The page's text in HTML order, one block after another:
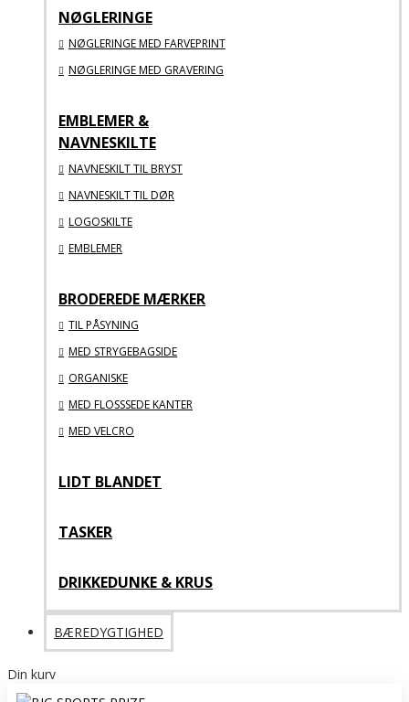
NØGLERINGE
NØGLERINGE MED FARVEPRINT
NØGLERINGE MED GRAVERING
EMBLEMER &
NAVNESKILTE
NAVNESKILT TIL BRYST
NAVNESKILT TIL DØR
LOGOSKILTE
EMBLEMER
BRODEREDE MÆRKER
TIL PÅSYNING
MED STRYGEBAGSIDE
ORGANISKE
MED FLOSSSEDE KANTER
MED VELCRO
LIDT BLANDET
TASKER
DRIKKEDUNKE & KRUS
BÆREDYGTIGHED
Din kurv